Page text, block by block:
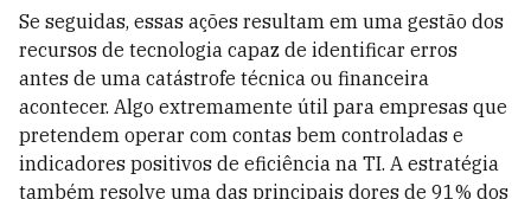
Se seguidas, essas ações resultam em uma gestão dos
recursos de tecnologia capaz de identificar erros
antes de uma catástrofe técnica ou financeira
acontecer. Algo extremamente útil para empresas que
pretendem operar com contas bem controladas e
indicadores positivos de eficiência na TI. A estratégia
também resolve uma das principais dores de 91% dos